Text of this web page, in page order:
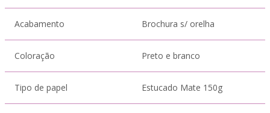
Acabamento Brochura s/ orelha
Coloração Preto e branco
Tipo de papel Estucado Mate 150g